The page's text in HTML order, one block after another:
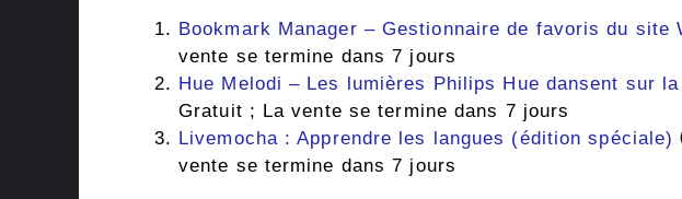
Bookmark Manager – Gestionnaire de favoris du site
vente se termine dans 7 jours
Hue Melodi – Les lumières Philips Hue dansent sur
Gratuit ; La vente se termine dans 7 jours
Livemocha : Apprendre les langues (édition spéciale)
vente se termine dans 7 jours